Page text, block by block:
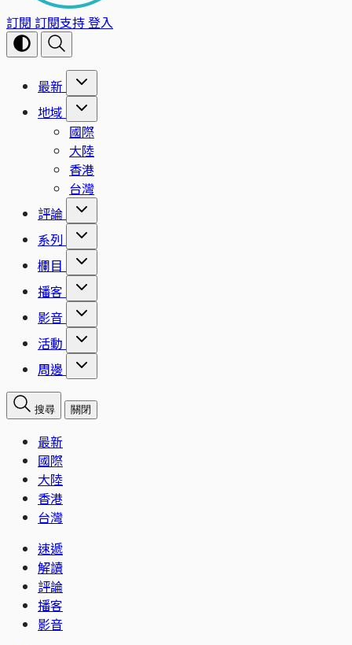
訂閱 訂閱支持登入
最新
地域
國際
大陸
香港
台灣
評論
系列
欄目
播客
影音
活動
周邊
搜尋 關閉
最新
國際
大陸
香港
台灣
速遞
解讀
評論
播客
影音